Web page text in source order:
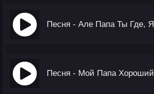
Песня - Мой Папа Хороший